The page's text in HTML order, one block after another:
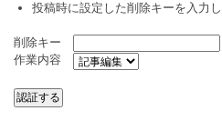
投稿時に設定した削除キーを入力し
削除キー
作業内容